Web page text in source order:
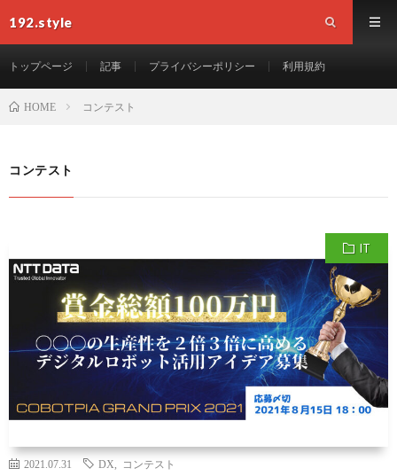
192.style
トップページ 記事 プライバシーポリシー 利用規約
HOME コンテスト
コンテスト
IT
2021.07.31 DX コンテスト